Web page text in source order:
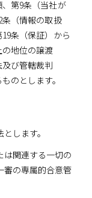
第9条（当社が
（情報の取扱
条（保証）から
地位の譲渡
び管轄裁判
のとします。
します。
は関連する一切の
審の専属的合意管